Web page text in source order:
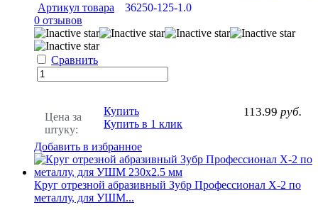
Артикул товара
36250-125-1.0
0 отзывов
Сравнить
Цена за
штуку:
113.99 руб.
Купить
Купить в 1 клик
Добавить в избранное
Круг отрезной абразивный Зубр Профессионал X-2 по
металлу, для УШМ...